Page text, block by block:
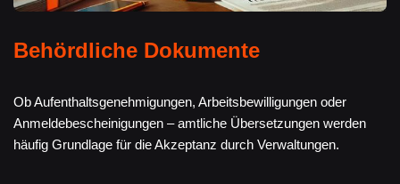
Behördliche Dokumente
Ob Aufenthaltsgenehmigungen, Arbeitsbewilligungen oder
Anmeldebescheinigungen – amtliche Übersetzungen werden
häufig Grundlage für die Akzeptanz durch Verwaltungen.